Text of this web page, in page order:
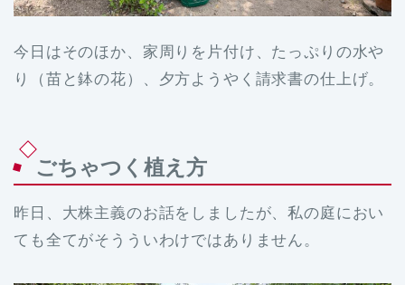
今日はそのほか、家周りを片付け、たっぷりの水や
り（苗と鉢の花）、夕方ようやく請求書の仕上げ。
ごちゃつく植え方
昨日、大株主義のお話をしましたが、私の庭におい
ても全てがそうういわけではありません。